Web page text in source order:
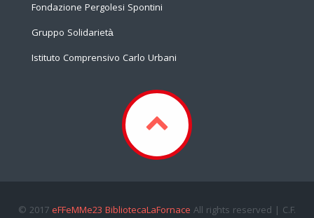
Fondazione Pergolesi Spontini
Gruppo Solidarietà
Istituto Comprensivo Carlo Urbani
© 2017 eFFeMMe23 BibliotecaLaFornace All rights reserved | C.F.